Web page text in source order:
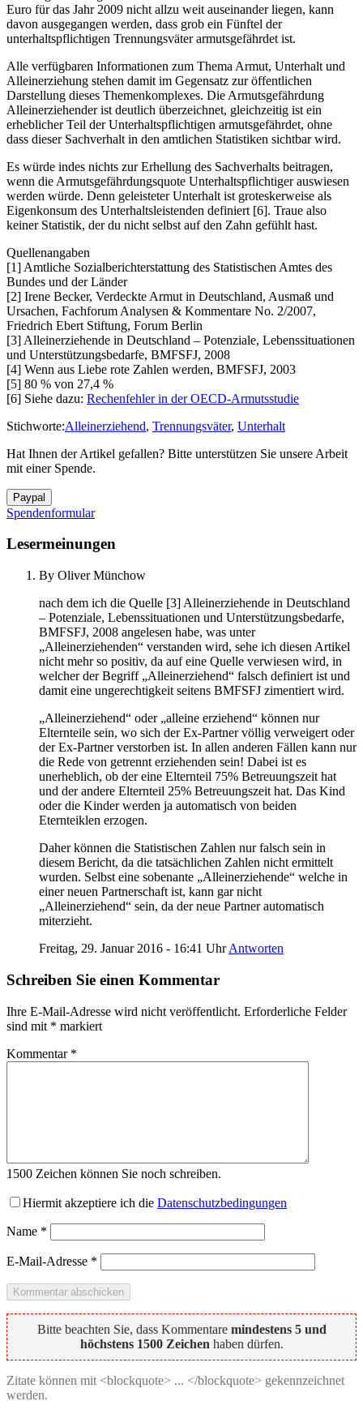
Euro für das Jahr 2009 nicht allzu weit auseinander liegen, kann
davon ausgegangen werden, dass grob ein Fünftel der
unterhaltspflichtigen Trennungsväter armutsgefährdet ist.
Alle verfügbaren Informationen zum Thema Armut, Unterhalt und
Alleinerziehung stehen damit im Gegensatz zur öffentlichen
Darstellung dieses Themenkomplexes. Die Armutsgefährdung
Alleinerziehender ist deutlich überzeichnet, gleichzeitig ist ein
erheblicher Teil der Unterhaltspflichtigen armutsgefährdet, ohne
dass dieser Sachverhalt in den amtlichen Statistiken sichtbar wird.
Es würde indes nichts zur Erhellung des Sachverhalts beitragen,
wenn die Armutsgefährdungsquote Unterhaltspflichtiger auswiesen
werden würde. Denn geleisteter Unterhalt ist groteskerweise als
Eigenkonsum des Unterhaltsleistenden definiert [6]. Traue also
keiner Statistik, der du nicht selbst auf den Zahn gefühlt hast.
Quellenangaben
[1] Amtliche Sozialberichterstattung des Statistischen Amtes des
Bundes und der Länder
[2] Irene Becker, Verdeckte Armut in Deutschland, Ausmaß und
Ursachen, Fachforum Analysen & Kommentare No. 2/2007,
Friedrich Ebert Stiftung, Forum Berlin
[3] Alleinerziehende in Deutschland – Potenziale, Lebenssituationen
und Unterstützungsbedarfe, BMFSFJ, 2008
[4] Wenn aus Liebe rote Zahlen werden, BMFSFJ, 2003
[5] 80 % von 27,4 %
[6] Siehe dazu: Rechenfehler in der OECD-Armutsstudie
Stichworte:Alleinerziehend, Trennungsväter, Unterhalt
Hat Ihnen der Artikel gefallen? Bitte unterstützen Sie unsere Arbeit
mit einer Spende.
Spendenformular
Lesermeinungen
By Oliver Münchow
nach dem ich die Quelle [3] Alleinerziehende in Deutschland
– Potenziale, Lebenssituationen und Unterstützungsbedarfe,
BMFSFJ, 2008 angelesen habe, was unter
„Alleinerziehenden“ verstanden wird, sehe ich diesen Artikel
nicht mehr so positiv, da auf eine Quelle verwiesen wird, in
welcher der Begriff „Alleinerziehend“ falsch definiert ist und
damit eine ungerechtigkeit seitens BMFSFJ zimentiert wird.
„Alleinerziehend“ oder „alleine erziehend“ können nur
Elternteile sein, wo sich der Ex-Partner völlig verweigert oder
der Ex-Partner verstorben ist. In allen anderen Fällen kann nur
die Rede von getrennt erziehenden sein! Dabei ist es
unerheblich, ob der eine Elternteil 75% Betreuungszeit hat
und der andere Elternteil 25% Betreuungszeit hat. Das Kind
oder die Kinder werden ja automatisch von beiden
Eternteiklen erzogen.
Daher können die Statistischen Zahlen nur falsch sein in
diesem Bericht, da die tatsächlichen Zahlen nicht ermittelt
wurden. Selbst eine sobenante „Alleinerziehende“ welche in
einer neuen Partnerschaft ist, kann gar nicht
„Alleinerziehend“ sein, da der neue Partner automatisch
miterzieht.
Freitag, 29. Januar 2016 - 16:41 Uhr Antworten
Schreiben Sie einen Kommentar
Ihre E-Mail-Adresse wird nicht veröffentlicht. Erforderliche Felder
sind mit * markiert
Kommentar *
1500 Zeichen können Sie noch schreiben.
Hiermit akzeptiere ich die Datenschutzbedingungen
Name *
E-Mail-Adresse *
Bitte beachten Sie, dass Kommentare mindestens 5 und
höchstens 1500 Zeichen haben dürfen.
Zitate können mit <blockquote> ... </blockquote> gekennzeichnet
werden.